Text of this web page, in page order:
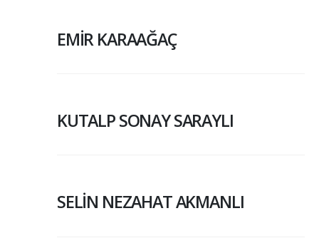
EMİR KARAAĞAÇ
KUTALP SONAY SARAYLI
SELİN NEZAHAT AKMANLI